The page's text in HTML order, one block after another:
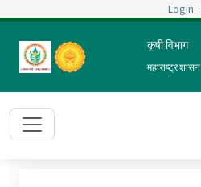
Login
कृषी विभाग
महाराष्ट्र शासन